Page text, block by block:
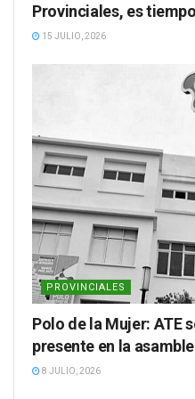
Provinciales, es
15 JULIO, 2026
PROVINCIALES
Polo de la Mujer: ATE
presente en la
8 JULIO, 2026